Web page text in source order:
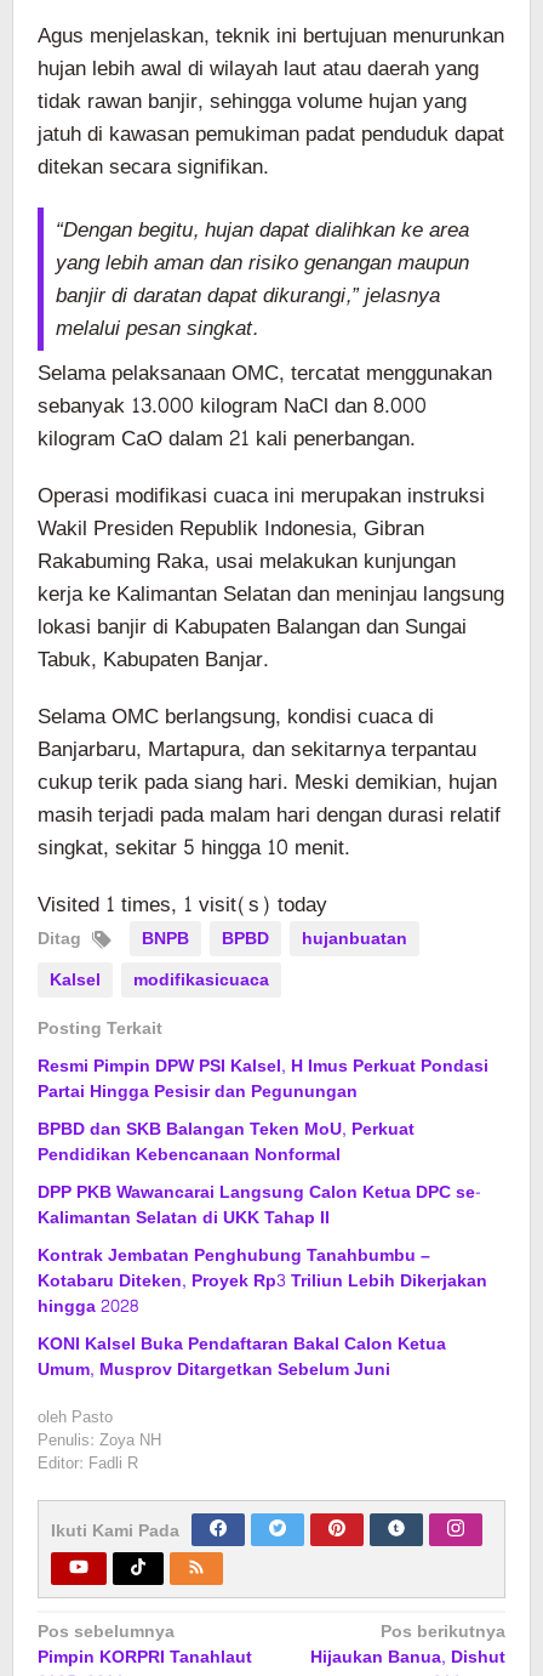
Agus menjelaskan, teknik ini bertujuan menurunkan
hujan lebih awal di wilayah laut atau daerah yang
tidak rawan banjir, sehingga volume hujan yang
jatuh di kawasan pemukiman padat penduduk dapat
ditekan secara signifikan.
“Dengan begitu, hujan dapat dialihkan ke area
yang lebih aman dan risiko genangan maupun
banjir di daratan dapat dikurangi,” jelasnya
melalui pesan singkat.
Selama pelaksanaan OMC, tercatat menggunakan
sebanyak 13.000 kilogram NaCl dan 8.000
kilogram CaO dalam 21 kali penerbangan.
Operasi modifikasi cuaca ini merupakan instruksi
Wakil Presiden Republik Indonesia, Gibran
Rakabuming Raka, usai melakukan kunjungan
kerja ke Kalimantan Selatan dan meninjau langsung
lokasi banjir di Kabupaten Balangan dan Sungai
Tabuk, Kabupaten Banjar.
Selama OMC berlangsung, kondisi cuaca di
Banjarbaru, Martapura, dan sekitarnya terpantau
cukup terik pada siang hari. Meski demikian, hujan
masih terjadi pada malam hari dengan durasi relatif
singkat, sekitar 5 hingga 10 menit.
Visited 1 times, 1 visit(s) today
Ditag BNPB BPBD
hujanbuatan
Kalsel
modifikasicuaca
Posting Terkait
Resmi Pimpin DPW PSI Kalsel, H Imus Perkuat Pondasi
Partai Hingga Pesisir dan Pegunungan
BPBD dan SKB Balangan Teken MoU, Perkuat
Pendidikan Kebencanaan Nonformal
DPP PKB Wawancarai Langsung Calon Ketua DPC se-
Kalimantan Selatan di UKK Tahap II
Kontrak Jembatan Penghubung Tanahbumbu –
Kotabaru Diteken, Proyek Rp3 Triliun Lebih Dikerjakan
hingga 2028
KONI Kalsel Buka Pendaftaran Bakal Calon Ketua
Umum, Musprov Ditargetkan Sebelum Juni
oleh Pasto
Penulis: Zoya NH
Editor: Fadli R
Ikuti Kami Pada
Navigasi
Pos sebelumnya
Pimpin KORPRI Tanahlaut
Pos berikutnya
Hijaukan Banua, Dishut